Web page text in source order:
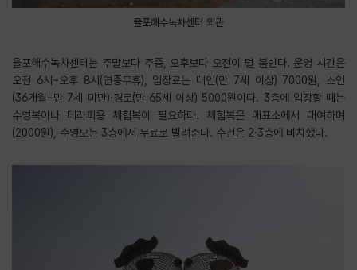
율포해수녹차센터 외관
율포해수녹차센터는 주말보다 주중, 오후보다 오전이 덜 붐빈다. 운영 시간은
오전 6시~오후 8시(연중무휴), 입장료는 대인(만 7세 이상) 7000원, 소인
(36개월~만 7세 미만)·경로(만 65세 이상) 5000원이다. 3층에 입장할 때는
수영복이나 테라피용 체험복이 필요하다. 체험복은 매표소에서 대여하며
(2000원), 수영모는 3층에서 무료로 빌려준다. 수건은 2·3층에 비치했다.